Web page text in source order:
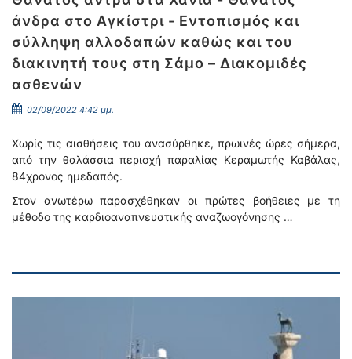
άνδρα στο Αγκίστρι - Εντοπισμός και
σύλληψη αλλοδαπών καθώς και του
διακινητή τους στη Σάμο – Διακομιδές
ασθενών
02/09/2022 4:42 μμ.
Χωρίς τις αισθήσεις του ανασύρθηκε, πρωινές ώρες σήμερα,
από την θαλάσσια περιοχή παραλίας Κεραμωτής Καβάλας,
84χρονος ημεδαπός.
Στον ανωτέρω παρασχέθηκαν οι πρώτες βοήθειες με τη
μέθοδο της καρδιοαναπνευστικής αναζωογόνησης …